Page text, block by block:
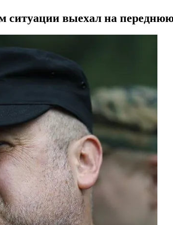
ситуации выехал на